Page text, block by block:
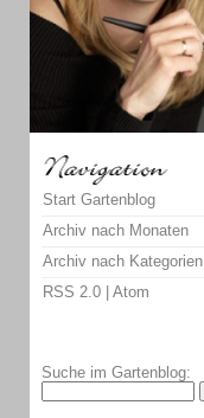
Start Gartenblog
Archiv nach Monaten
Archiv nach Kategorien
RSS 2.0 | Atom
Suche im Gartenblog: